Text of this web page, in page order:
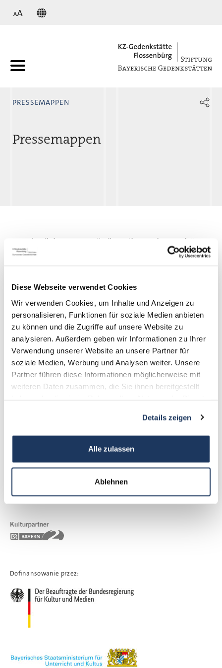
Diese Webseite verwendet Cookies
Wir verwenden Cookies, um Inhalte und Anzeigen zu
personalisieren, Funktionen für soziale Medien anbieten
zu können und die Zugriffe auf unsere Website zu
analysieren. Außerdem geben wir Informationen zu Ihrer
Verwendung unserer Website an unsere Partner für
soziale Medien, Werbung und Analysen weiter. Unsere
Partner führen diese Informationen möglicherweise mit
weiteren Daten zusammen, die Sie ihnen bereitgestellt
Details zeigen
Alle zulassen
Ablehnen
PRESSEMAPPEN
Pressemappen
Památník koncentračního tábora Flossenbürg
D-92696 Flossenbürg
+49 9603-90390-0
information@gedenkstaette-flossenbuerg.de
Kontakt
O nás
Podpůrný spolek
Dofinansowanie przez: